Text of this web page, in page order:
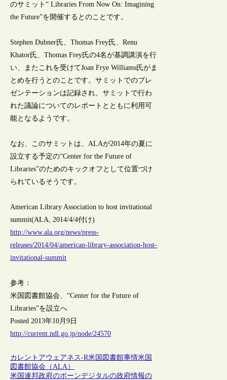
のサミット“ Libraries From Now On: Imagining
the Future”を開催するとのことです。
Stephen Dubner氏、Thomas Frey氏、Renu
Khator氏、Thomas Frey氏の4名が基調講演を行
い、またこれを受けてJoan Frye Williams氏がま
とめを行うとのことです。サミットでのプレ
ゼンテーションは記録され、サミットで行わ
れた議論についてのレポートとともに利用可
能となるようです。
なお、このサミットは、ALAが2014年の夏に
設立する予定の“Center for the Future of
Libraries”のためのキックオフとして位置づけ
られているそうです。
American Library Association to host invitational
summit(ALA, 2014/4/4付け)
http://www.ala.org/news/press-
releases/2014/04/american-library-association-host-
invitational-summit
参考：
米国図書館協会、“Center for the Future of
Libraries”を設立へ
Posted 2013年10月9日
http://current.ndl.go.jp/node/24570
カレントアウェアネス-R米国 図書館事情米国
図書館協会（ALA）
米国連邦政府のボーンデジタルの政府情報の